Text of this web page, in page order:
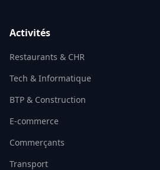
Activités
Restaurants & CHR
Tech & Informatique
BTP & Construction
E-commerce
Commerçants
Transport